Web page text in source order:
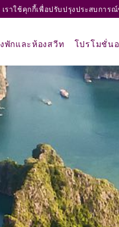
เราใช้คุกกี้เพื่อปรับปรุงประสบกา
พักและห้องสวีท โปรโมชั่น